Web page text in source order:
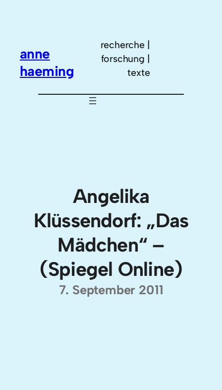
anne
haeming
recherche |
forschung |
texte
Angelika
Klüssendorf: „Das
Mädchen“ –
(Spiegel Online)
7. September 2011